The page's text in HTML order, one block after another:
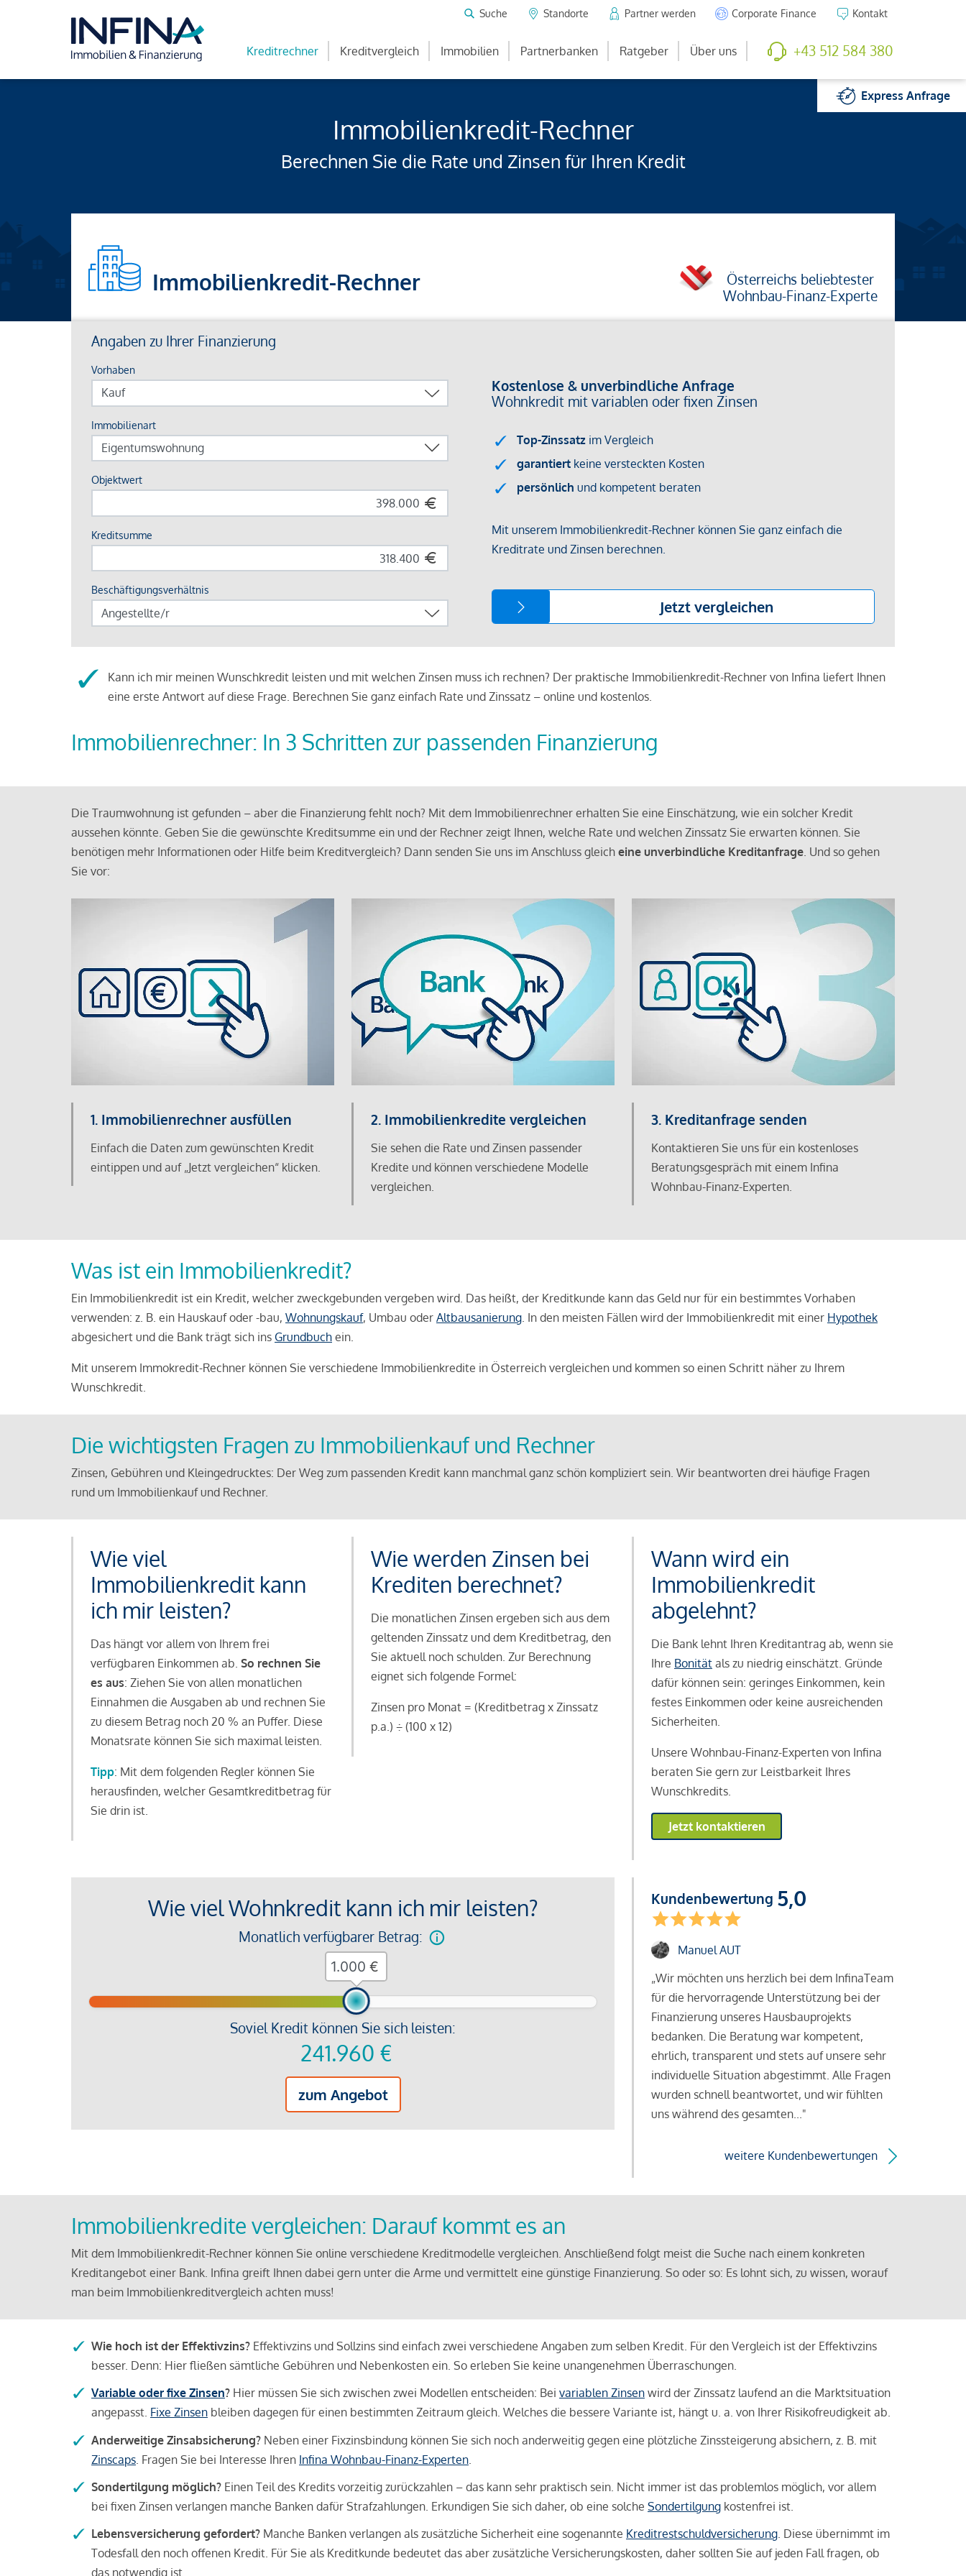
Suche Standorte Partner werden Corporate Finance Kontakt
Kreditrechner Kreditvergleich Immobilien Partnerbanken Ratgeber Über uns +43 512 584 380
ExpressAnfrage
Immobilienkredit-Rechner
Berechnen Sie die Rate und Zinsen für Ihren Kredit
Immobilienkredit-Rechner
Österreichs beliebtester
Wohnbau-Finanz-Experte
Kann ich mir meinen Wunschkredit leisten und mit welchen Zinsen muss ich rechnen? Der praktische Immobilienkredit-Rechner von Infina liefert Ihnen
eine erste Antwort auf diese Frage. Berechnen Sie ganz einfach Rate und Zinssatz – online und kostenlos.
Immobilienrechner: In 3 Schritten zur passenden Finanzierung
Die Traumwohnung ist gefunden – aber die Finanzierung fehlt noch? Mit dem Immobilienrechner erhalten Sie eine Einschätzung, wie ein solcher Kredit
aussehen könnte. Geben Sie die gewünschte Kreditsumme ein und der Rechner zeigt Ihnen, welche Rate und welchen Zinssatz Sie erwarten können. Sie
benötigen mehr Informationen oder Hilfe beim Kreditvergleich? Dann senden Sie uns im Anschluss gleich eine unverbindliche Kreditanfrage. Und so gehen
Sie vor:
1. Immobilienrechner ausfüllen
Einfach die Daten zum gewünschten Kredit
eintippen und auf „Jetzt vergleichen“ klicken.
2. Immobilienkredite vergleichen
Sie sehen die Rate und Zinsen passender
Kredite und können verschiedene Modelle
vergleichen.
3. Kreditanfrage senden
Kontaktieren Sie uns für ein kostenloses
Beratungsgespräch mit einem Infina
Wohnbau-Finanz-Experten.
Was ist ein Immobilienkredit?
Ein Immobilienkredit ist ein Kredit, welcher zweckgebunden vergeben wird. Das heißt, der Kreditkunde kann das Geld nur für ein bestimmtes Vorhaben
verwenden: z. B. ein Hauskauf oder -bau, Wohnungskauf, Umbau oder Altbausanierung. In den meisten Fällen wird der Immobilienkredit mit einer Hypothek
abgesichert und die Bank trägt sich ins Grundbuch ein.
Mit unserem Immokredit-Rechner können Sie verschiedene Immobilienkredite in Österreich vergleichen und kommen so einen Schritt näher zu Ihrem
Wunschkredit.
Die wichtigsten Fragen zu Immobilienkauf und Rechner
Zinsen, Gebühren und Kleingedrucktes: Der Weg zum passenden Kredit kann manchmal ganz schön kompliziert sein. Wir beantworten drei häufige Fragen
rund um Immobilienkauf und Rechner.
Wie viel
Immobilienkredit kann
ich mir leisten?
Das hängt vor allem von Ihrem frei
verfügbaren Einkommen ab. So rechnen Sie
es aus: Ziehen Sie von allen monatlichen
Einnahmen die Ausgaben ab und rechnen Sie
zu diesem Betrag noch 20 % an Puffer. Diese
Monatsrate können Sie sich maximal leisten.
Tipp: Mit dem folgenden Regler können Sie
herausfinden, welcher Gesamtkreditbetrag für
Sie drin ist.
Wie werden Zinsen bei
Krediten berechnet?
Die monatlichen Zinsen ergeben sich aus dem
geltenden Zinssatz und dem Kreditbetrag, den
Sie aktuell noch schulden. Zur Berechnung
eignet sich folgende Formel:
Zinsen pro Monat = (Kreditbetrag x Zinssatz
p.a.) ÷ (100 x 12)
Wann wird ein
Immobilienkredit
abgelehnt?
Die Bank lehnt Ihren Kreditantrag ab, wenn sie
Ihre Bonitätals zu niedrig einschätzt. Gründe
dafür können sein: geringes Einkommen, kein
festes Einkommen oder keine ausreichenden
Sicherheiten.
Unsere Wohnbau-Finanz-Experten von Infina
beraten Sie gern zur Leistbarkeit Ihres
Wunschkredits.
Jetzt kontaktieren
Wie viel Wohnkredit kann ich mir leisten?
Monatlich verfügbarer Betrag:
Soviel Kredit können Sie sich leisten:
241.960 €
zum Angebot
€
Kundenbewertung 5,0
Manuel AUT
„Wir möchten uns herzlich bei dem InfinaTeam
für die hervorragende Unterstützung bei der
Finanzierung unseres Hausbauprojekts
bedanken. Die Beratung war kompetent,
ehrlich, transparent und stets auf unsere sehr
individuelle Situation abgestimmt. Alle Fragen
wurden schnell beantwortet, und wir fühlten
uns während des gesamten..."
weitere Kundenbewertungen
Immobilienkredite vergleichen: Darauf kommt es an
Mit dem Immobilienkredit-Rechner können Sie online verschiedene Kreditmodelle vergleichen. Anschließend folgt meist die Suche nach einem konkreten
Kreditangebot einer Bank. Infina greift Ihnen dabei gern unter die Arme und vermittelt eine günstige Finanzierung. So oder so: Es lohnt sich, zu wissen, worauf
man beim Immobilienkreditvergleich achten muss!
Wie hoch ist der Effektivzins? Effektivzins und Sollzins sind einfach zwei verschiedene Angaben zum selben Kredit. Für den Vergleich ist der Effektivzins
besser. Denn: Hier fließen sämtliche Gebühren und Nebenkosten ein. So erleben Sie keine unangenehmen Überraschungen.
Variable oder fixe Zinsen? Hier müssen Sie sich zwischen zwei Modellen entscheiden: Bei variablen Zinsen wird der Zinssatz laufend an die Marktsituation
angepasst. Fixe Zinsen bleiben dagegen für einen bestimmten Zeitraum gleich. Welches die bessere Variante ist, hängt u. a. von Ihrer Risikofreudigkeit ab.
Anderweitige Zinsabsicherung? Neben einer Fixzinsbindung können Sie sich noch anderweitig gegen eine plötzliche Zinssteigerung absichern, z. B. mit
Zinscaps . Fragen Sie bei Interesse Ihren Infina Wohnbau-Finanz-Experten
Sondertilgung möglich? Einen Teil des Kredits vorzeitig zurückzahlen – das kann sehr praktisch sein. Nicht immer ist das problemlos möglich, vor allem
bei fixen Zinsen verlangen manche Banken dafür Strafzahlungen. Erkundigen Sie sich daher, ob eine solche Sondertilgung kostenfrei ist.
Lebensversicherung gefordert? Manche Banken verlangen als zusätzliche Sicherheit eine sogenannte Kreditrestschuldversicherung . Diese übernimmt im
Todesfall den noch offenen Kredit. Für Sie als Kreditkunde bedeutet das aber zusätzliche Versicherungskosten, daher sollten Sie auf jeden Fall fragen, ob
das notwendig ist.